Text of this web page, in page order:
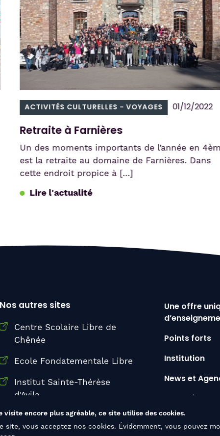
ACTIVITÉS CULTURELLES - VOYAGES 01/12/2022
Retraite à Farnières
Un des moments importants de l’année en
est la retraite au domaine de Farnières. Dans
cette endroit propice à […]
Lire l'actualité
Nos autres sites
Centre Scolaire Libre de
Chênée
Ecole Fondatementale Libre
Institut Sainte-Thérèse
d'Avila
Une offre
Points forts
Institution
News et
visite encore plus agréable, ce site utilise des cookies.
site, vous acceptez nos cookies. Évidemment, vous pouvez